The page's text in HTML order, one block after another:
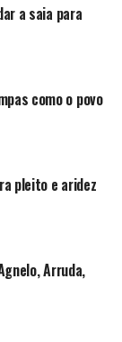
a saia para
como o povo
pleito e aridez
Arruda,